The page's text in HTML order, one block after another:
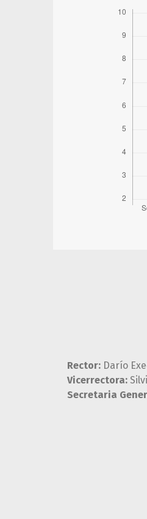
Rector: Darío
Vicerrectora:
Secretaria